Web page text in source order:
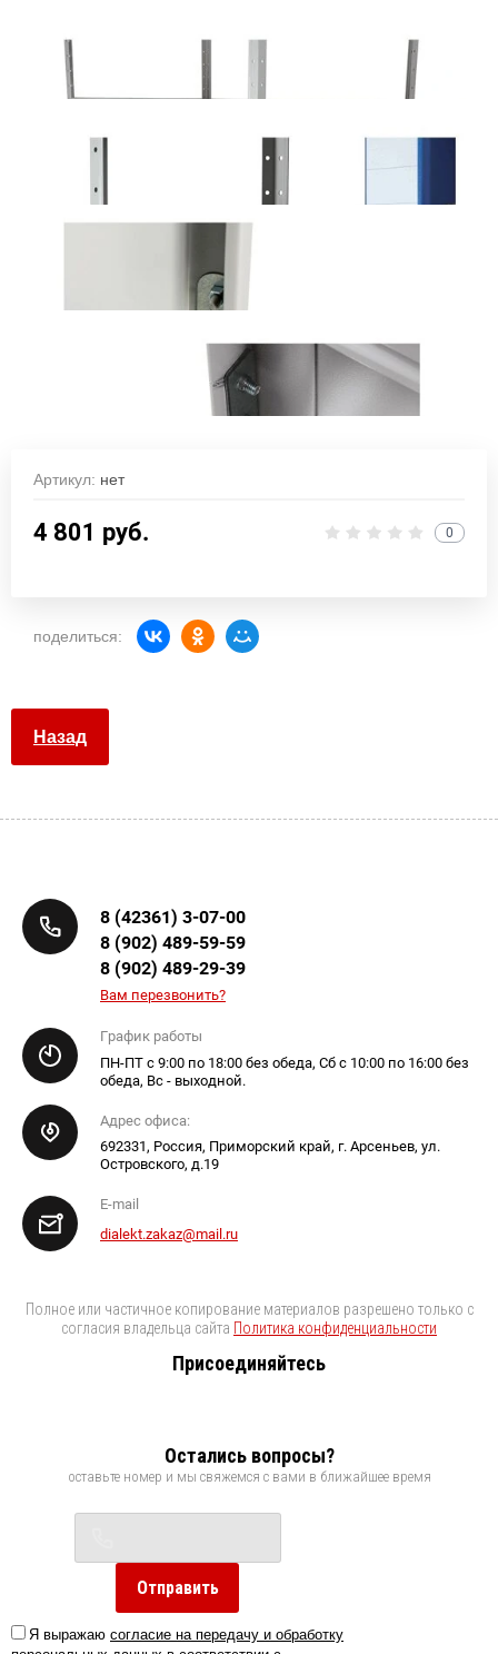
Артикул: нет
4 801 руб. 0
поделиться:
Назад
8 (42361) 3-07-00
8 (902) 489-59-59
8 (902) 489-29-39
Вам перезвонить?
График работы
ПН-ПТ с 9:00 по 18:00 без обеда, Сб с 10:00 по 16:00 без
обеда, Вс - выходной.
Адрес офиса:
692331, Россия, Приморский край, г. Арсеньев, ул.
Островского, д.19
E-mail
dialekt.zakaz@mail.ru
Полное или частичное копирование материалов разрешено только с
согласия владельца сайта Политика конфиденциальности
Присоединяйтесь
Остались вопросы?
оставьте номер и мы свяжемся с вами в ближайшее время
Я выражаю согласие на передачу и обработку
Отправить